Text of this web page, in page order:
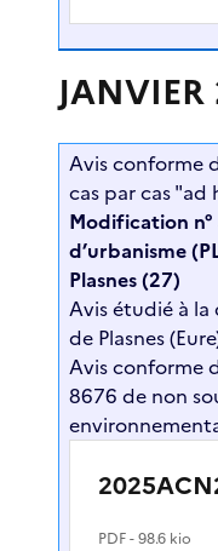
Avis conforme
cas par cas "ad
Modification
d’urbanisme
Plasnes (27)
Avis étudié à
de Plasnes
Avis conforme
8676 de non
PDF- 98.6 kio